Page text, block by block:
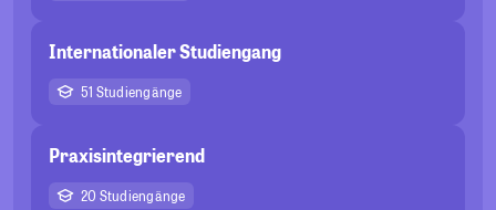
Internationaler Studiengang
51 Studiengänge
Praxisintegrierend
20 Studiengänge